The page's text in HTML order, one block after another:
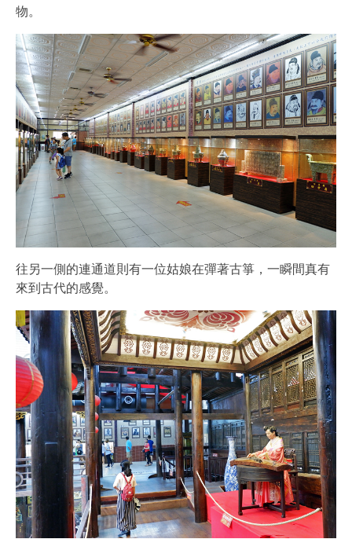
物。
往另一側的連通道則有一位姑娘在彈著古箏，一瞬間真有
來到古代的感覺。